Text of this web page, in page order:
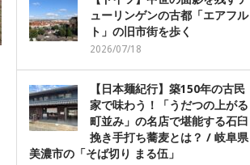
ューリンゲンの古都「エアフル
ト」の旧市街を歩く
2026/07/18
【日本麺紀行】築150年の古民
家で味わう！「うだつの上がる
町並み」の名店で堪能する石臼
挽き手打ち蕎麦とは？ / 岐阜県
美濃市の「そば切り まる伍」